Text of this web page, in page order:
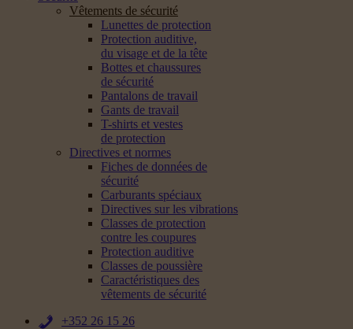
Vêtements de sécurité
Lunettes de protection
Protection auditive,
du visage et de la tête
Bottes et chaussures
de sécurité
Pantalons de travail
Gants de travail
T-shirts et vestes
de protection
Directives et normes
Fiches de données de
sécurité
Carburants spéciaux
Directives sur les vibrations
Classes de protection
contre les coupures
Protection auditive
Classes de poussière
Caractéristiques des
vêtements de sécurité
+352 26 15 26